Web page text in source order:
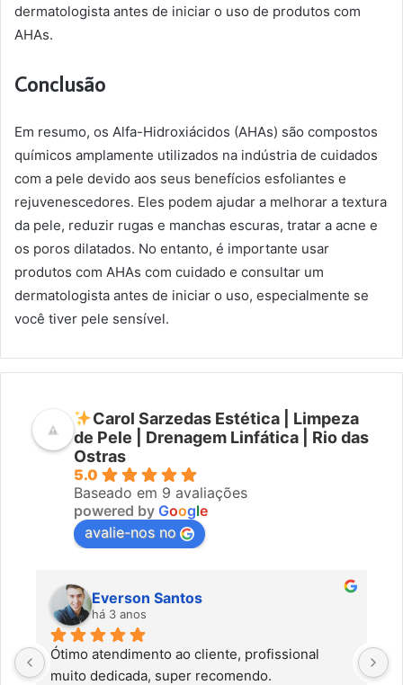
dermatologista antes de iniciar o uso de produtos com
AHAs.
Conclusão
Em resumo, os Alfa-Hidroxiácidos (AHAs) são compostos
químicos amplamente utilizados na indústria de cuidados
com a pele devido aos seus benefícios esfoliantes e
rejuvenescedores. Eles podem ajudar a melhorar a textura
da pele, reduzir rugas e manchas escuras, tratar a acne e
os poros dilatados. No entanto, é importante usar
produtos com AHAs com cuidado e consultar um
dermatologista antes de iniciar o uso, especialmente se
você tiver pele sensível.
Carol Sarzedas Estética | Limpeza
de Pele | Drenagem Linfática | Rio das
Ostras
5.0
Baseado em 9 avaliações
powered by Google
avalie-nos no
Everson Santos
há 3 anos
Ótimo atendimento ao cliente, profissional
muito dedicada, super recomendo.